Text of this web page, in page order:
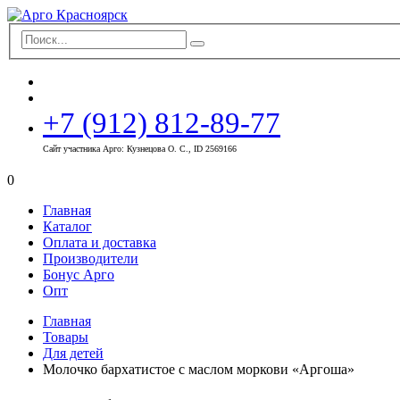
+7 (912) 812-89-77
Сайт участника Арго: Кузнецова О. С., ID 2569166
0
Главная
Каталог
Оплата и доставка
Производители
Бонус Арго
Опт
Главная
Товары
Для детей
Молочко бархатистое с маслом моркови «Аргоша»